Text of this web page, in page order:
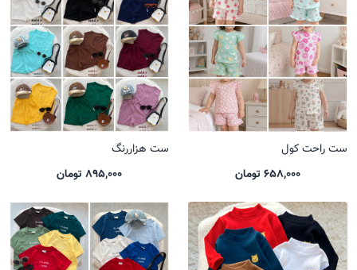
ست راحت کول
658,000 تومان
ست هزاررنگ
895,000 تومان